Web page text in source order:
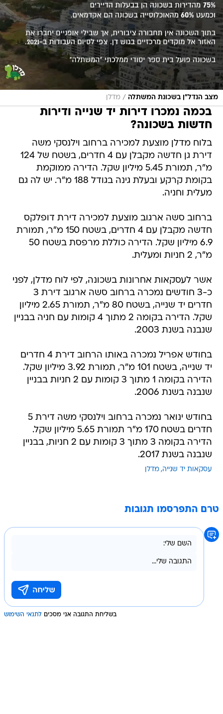
מצב הנדל"ן בשכונת המשתלה / מדלן
בכמה נמכרו דירות יד שנייה ודירות
חדשות בשכונה?
בלוח מדלן מוצעת למכירה ברחוב וילנסקי משה
דירת גן חדשה מקבלן עם 4 חדרים, בשטח של 124
מ"ר, תמורת 5.45 מיליון שקל. הדירה ממוקמת
בקומת קרקע ובעלת גינה בגודל 188 מ"ר. יש לה גם
מעלית וחניה.
ברחוב סשה ארגוב מוצעת למכירה דירת דופלקס
חדשה מקבלן עם 4 חדרים, בשטח 150 מ"ר, תמורת
6.9 מיליון שקל. הדירה כוללת מרפסת בשטח 50
מ"ר, 2 חניות ומעלית.
אשר לעסקאות אחרונות בשכונה, לפי לוח מדלן, לפני
כ-3 חודשים נמכרה ברחוב סשה ארגוב דירת 3
חדרים יד שנייה, בשטח 80 מ"ר, תמורת 2.65 מיליון
שקל. הדירה בקומה 2 מתוך 4 קומות עם חניה בבניין
שנבנה בשנת 2003.
בחודש אפריל נמכרה באותו הרחוב דירת 4 חדרים
יד שנייה, בשטח 101 מ"ר, תמורת 3.92 מיליון שקל.
הדירה בקומה 1 מתוך 3 קומות עם 2 חניות בבניין
שנבנה בשנת 2006.
בחודש ינואר נמכרה ברחוב וילנסקי משה דירת 5
חדרים בשטח 170 מ"ר תמורת 5.65 מיליון שקל.
הדירה בקומה 3 מתוך 3 קומות עם 2 חניות, בבניין
שנבנה בשנת 2017.
עסקאות יד שנייה מדלן
טרם התפרסמו תגובות
בשליחת התגובה אני מסכים לתנאי השימוש